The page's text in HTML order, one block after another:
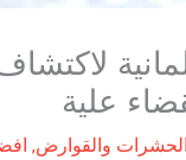
علية
الحشرات والقوارض,